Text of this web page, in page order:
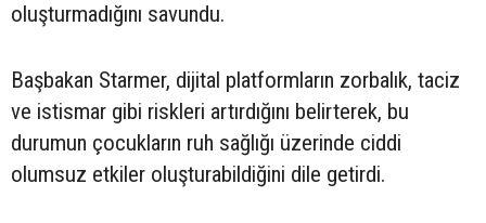
oluşturmadığını savundu.
Başbakan Starmer, dijital platformların zorbalık, taciz
ve istismar gibi riskleri artırdığını belirterek, bu
durumun çocukların ruh sağlığı üzerinde ciddi
olumsuz etkiler oluşturabildiğini dile getirdi.